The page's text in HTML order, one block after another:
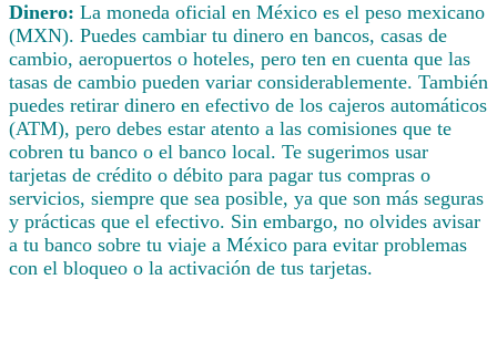
Dinero: La moneda oficial en México es el peso mexicano
(MXN). Puedes cambiar tu dinero en bancos, casas de
cambio, aeropuertos o hoteles, pero ten en cuenta que las
tasas de cambio pueden variar considerablemente. También
puedes retirar dinero en efectivo de los cajeros automáticos
(ATM), pero debes estar atento a las comisiones que te
cobren tu banco o el banco local. Te sugerimos usar
tarjetas de crédito o débito para pagar tus compras o
servicios, siempre que sea posible, ya que son más seguras
y prácticas que el efectivo. Sin embargo, no olvides avisar
a tu banco sobre tu viaje a México para evitar problemas
con el bloqueo o la activación de tus tarjetas.